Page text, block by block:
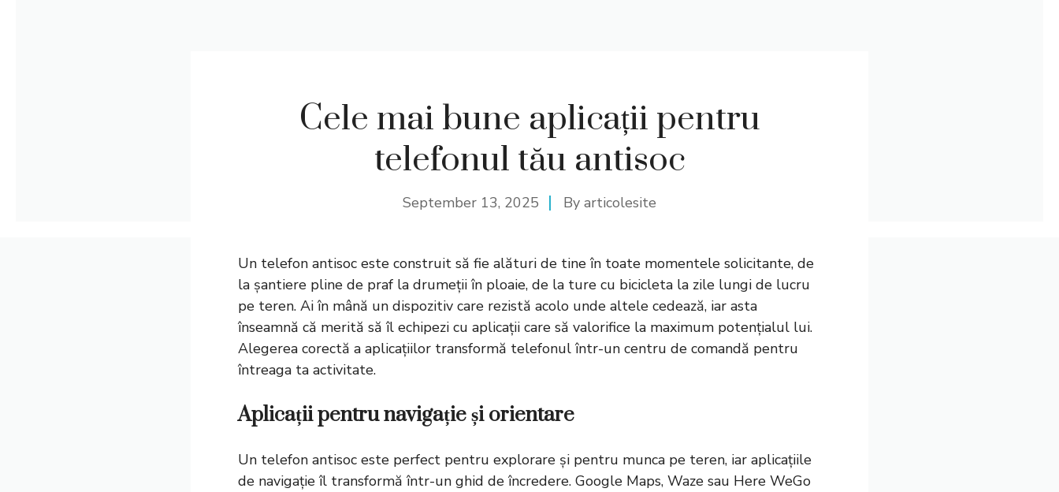
Cele mai bune aplicații pentru
telefonul tău antisoc
September 13, 2025 By articolesite
Un telefon antisoc este construit să fie alături de tine în toate momentele solicitante, de
la șantiere pline de praf la drumeții în ploaie, de la ture cu bicicleta la zile lungi de lucru
pe teren. Ai în mână un dispozitiv care rezistă acolo unde altele cedează, iar asta
înseamnă că merită să îl echipezi cu aplicații care să valorifice la maximum potențialul lui.
Alegerea corectă a aplicațiilor transformă telefonul într-un centru de comandă pentru
întreaga ta activitate.
Aplicații pentru navigație și orientare
Un telefon antisoc este perfect pentru explorare și pentru munca pe teren, iar aplicațiile
de navigație îl transformă într-un ghid de încredere. Google Maps, Waze sau Here WeGo